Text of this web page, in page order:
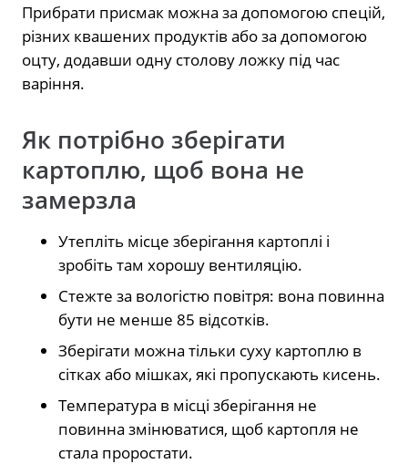
Прибрати присмак можна за допомогою спецій,
різних квашених продуктів або за допомогою
оцту, додавши одну столову ложку під час
варіння.
Як потрібно зберігати
картоплю, щоб вона не
замерзла
Утепліть місце зберігання картоплі і
зробіть там хорошу вентиляцію.
Стежте за вологістю повітря: вона повинна
бути не менше 85 відсотків.
Зберігати можна тільки суху картоплю в
сітках або мішках, які пропускають кисень.
Температура в місці зберігання не
повинна змінюватися, щоб картопля не
стала проростати.